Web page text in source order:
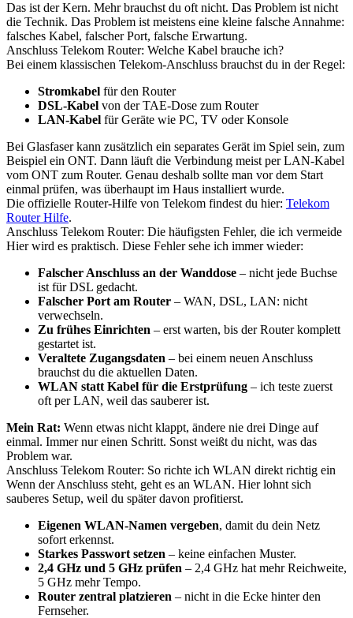
Das ist der Kern. Mehr brauchst du oft nicht. Das Problem ist nicht
die Technik. Das Problem ist meistens eine kleine falsche Annahme:
falsches Kabel, falscher Port, falsche Erwartung.
Anschluss Telekom Router: Welche Kabel brauche ich?
Bei einem klassischen Telekom-Anschluss brauchst du in der Regel:
Stromkabel für den Router
DSL-Kabel von der TAE-Dose zum Router
LAN-Kabel für Geräte wie PC, TV oder Konsole
Bei Glasfaser kann zusätzlich ein separates Gerät im Spiel sein, zum
Beispiel ein ONT. Dann läuft die Verbindung meist per LAN-Kabel
vom ONT zum Router. Genau deshalb sollte man vor dem Start
einmal prüfen, was überhaupt im Haus installiert wurde.
Die offizielle Router-Hilfe von Telekom findest du hier: Telekom
Router Hilfe.
Anschluss Telekom Router: Die häufigsten Fehler, die ich vermeide
Hier wird es praktisch. Diese Fehler sehe ich immer wieder:
Falscher Anschluss an der Wanddose – nicht jede Buchse
ist für DSL gedacht.
Falscher Port am Router – WAN, DSL, LAN: nicht
verwechseln.
Zu frühes Einrichten – erst warten, bis der Router komplett
gestartet ist.
Veraltete Zugangsdaten – bei einem neuen Anschluss
brauchst du die aktuellen Daten.
WLAN statt Kabel für die Erstprüfung – ich teste zuerst
oft per LAN, weil das sauberer ist.
Mein Rat: Wenn etwas nicht klappt, ändere nie drei Dinge auf
einmal. Immer nur einen Schritt. Sonst weißt du nicht, was das
Problem war.
Anschluss Telekom Router: So richte ich WLAN direkt richtig ein
Wenn der Anschluss steht, geht es an WLAN. Hier lohnt sich
sauberes Setup, weil du später davon profitierst.
Eigenen WLAN-Namen vergeben, damit du dein Netz
sofort erkennst.
Starkes Passwort setzen – keine einfachen Muster.
2,4 GHz und 5 GHz prüfen – 2,4 GHz hat mehr Reichweite,
5 GHz mehr Tempo.
Router zentral platzieren – nicht in die Ecke hinter den
Fernseher.